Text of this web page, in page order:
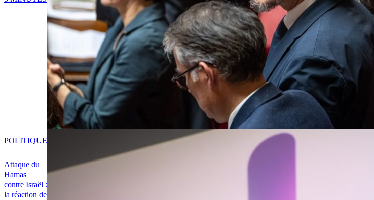
Attaque du
Hamas
contre Israël :
la réaction de
POLITIQUE